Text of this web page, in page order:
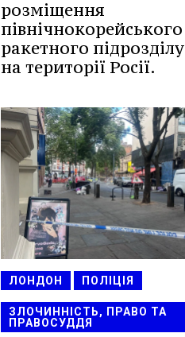
розміщення
північнокорейського
ракетного підрозділу
на території Росії.
ЛОНДОН ПОЛІЦІЯ
ЗЛОЧИННІСТЬ, ПРАВО ТА
ПРАВОСУДДЯ